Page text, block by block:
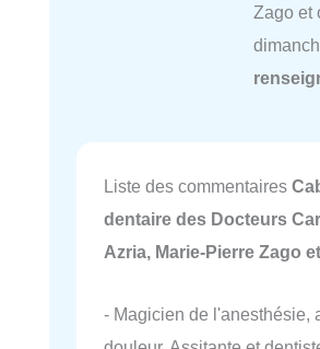
Zago et
Liste des commentaires
dentaire des Docteurs
Azria, Marie-Pierre Zago et
- Magicien de l'anesthésie,